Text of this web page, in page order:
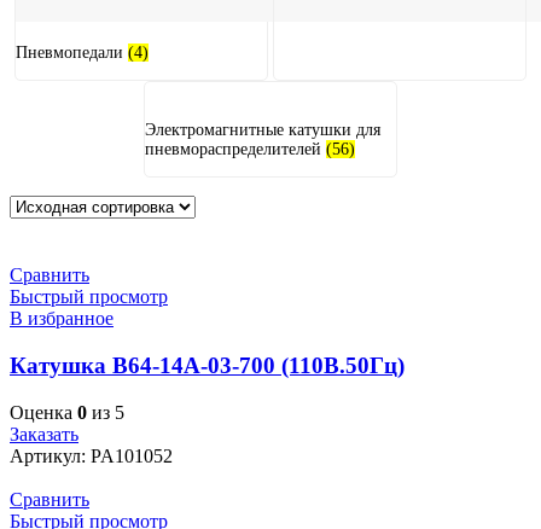
Пневмопедали(4)
Электромагнитные катушки для
пневмораспределителей(56)
Сравнить
Быстрый просмотр
В избранное
Катушка В64-14А-03-700 (110В.50Гц)
Оценка 0 из 5
Заказать
Артикул: PA101052
Сравнить
Быстрый просмотр